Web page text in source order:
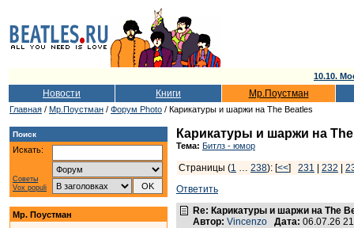
10.10.
Новости Книги Мр.Поустман
Главная / Мр.Поустман / Форум Photo / Карикатуры и шаржи на The Beatles
Поиск
Искать:
Советы
Vox populi
Мр. Поустман
Карикатуры и шаржи на
Тема: Битлз - юмор
Страницы (1 … 238): [<<] 231 232
Ответить
Re: Карикатуры и шаржи на The
Автор: Vincenzo Дата: 06.07.26